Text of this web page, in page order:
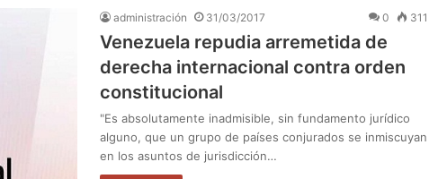
administración 31/03/2017 0 311
Venezuela repudia arremetida de
derecha internacional contra orden
constitucional
"Es absolutamente inadmisible, sin fundamento jurídico
alguno, que un grupo de países conjurados se inmiscuyan
en los asuntos de jurisdicción…